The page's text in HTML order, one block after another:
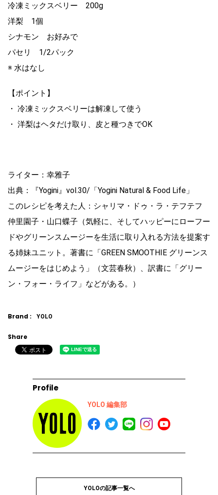
冷凍ミックスベリー 200g
洋梨 1個
シナモン お好みで
パセリ 1/2パック
※ 水はなし
【ポイント】
・ 冷凍ミックスベリーは解凍して使う
・ 洋梨はヘタだけ取り、皮と種つきでOK
ライター：幸雅子
出典：『Yogini』vol.30/「Yogini Natural & Food Life」
このレシピを考えた人：シャリマ・ドゥ・ラ・テフテフ
仲里園子・山口蝶子（気軽に、そしてハッピーにローフー
ドやグリーンスムージーを生活に取り入れる方法を提案す
る姉妹ユニット。著書に「GREEN SMOOTHIE グリーンス
ムージーをはじめよう」（文芸春秋）、訳書に「グリー
ン・フォー・ライフ」などがある。）
Brand : YOLO
Share
Profile
YOLO 編集部
YOLOの記事一覧へ